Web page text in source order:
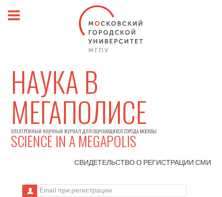
НАУКА В
МЕГАПОЛИСЕ
ЭЛЕКТРОННЫЙ НАУЧНЫЙ ЖУРНАЛ ДЛЯ ОБУЧАЮЩИХСЯ ГОРОДА МОСКВЫ
SCIENCE IN A MEGAPOLIS
СВИДЕТЕЛЬСТВО О РЕГИСТРАЦИИСМИ
Email при регистрации